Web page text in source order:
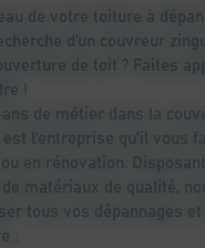
de votre toiture à
d’un couvreur
de toit ? Faites
!
de métier dans la
l’entreprise qu’il vous
en rénovation.
matériaux de qualité,
tous vos dépannages
: